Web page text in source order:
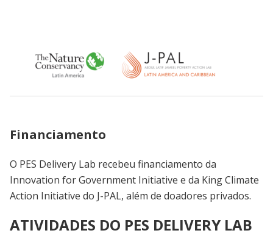
Financiamento
O PES Delivery Lab recebeu financiamento da
Innovation for Government Initiative e da King Climate
Action Initiative do J-PAL, além de doadores privados.
ATIVIDADES DO PES DELIVERY LAB